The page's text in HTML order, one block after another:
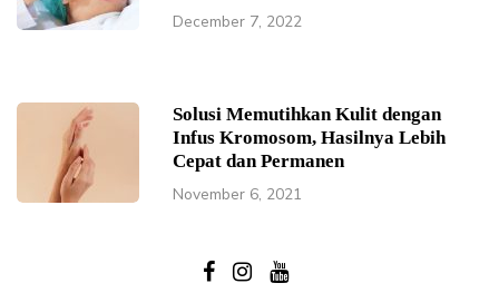
December 7, 2022
Solusi Memutihkan Kulit dengan
Infus Kromosom, Hasilnya Lebih
Cepat dan Permanen
November 6, 2021